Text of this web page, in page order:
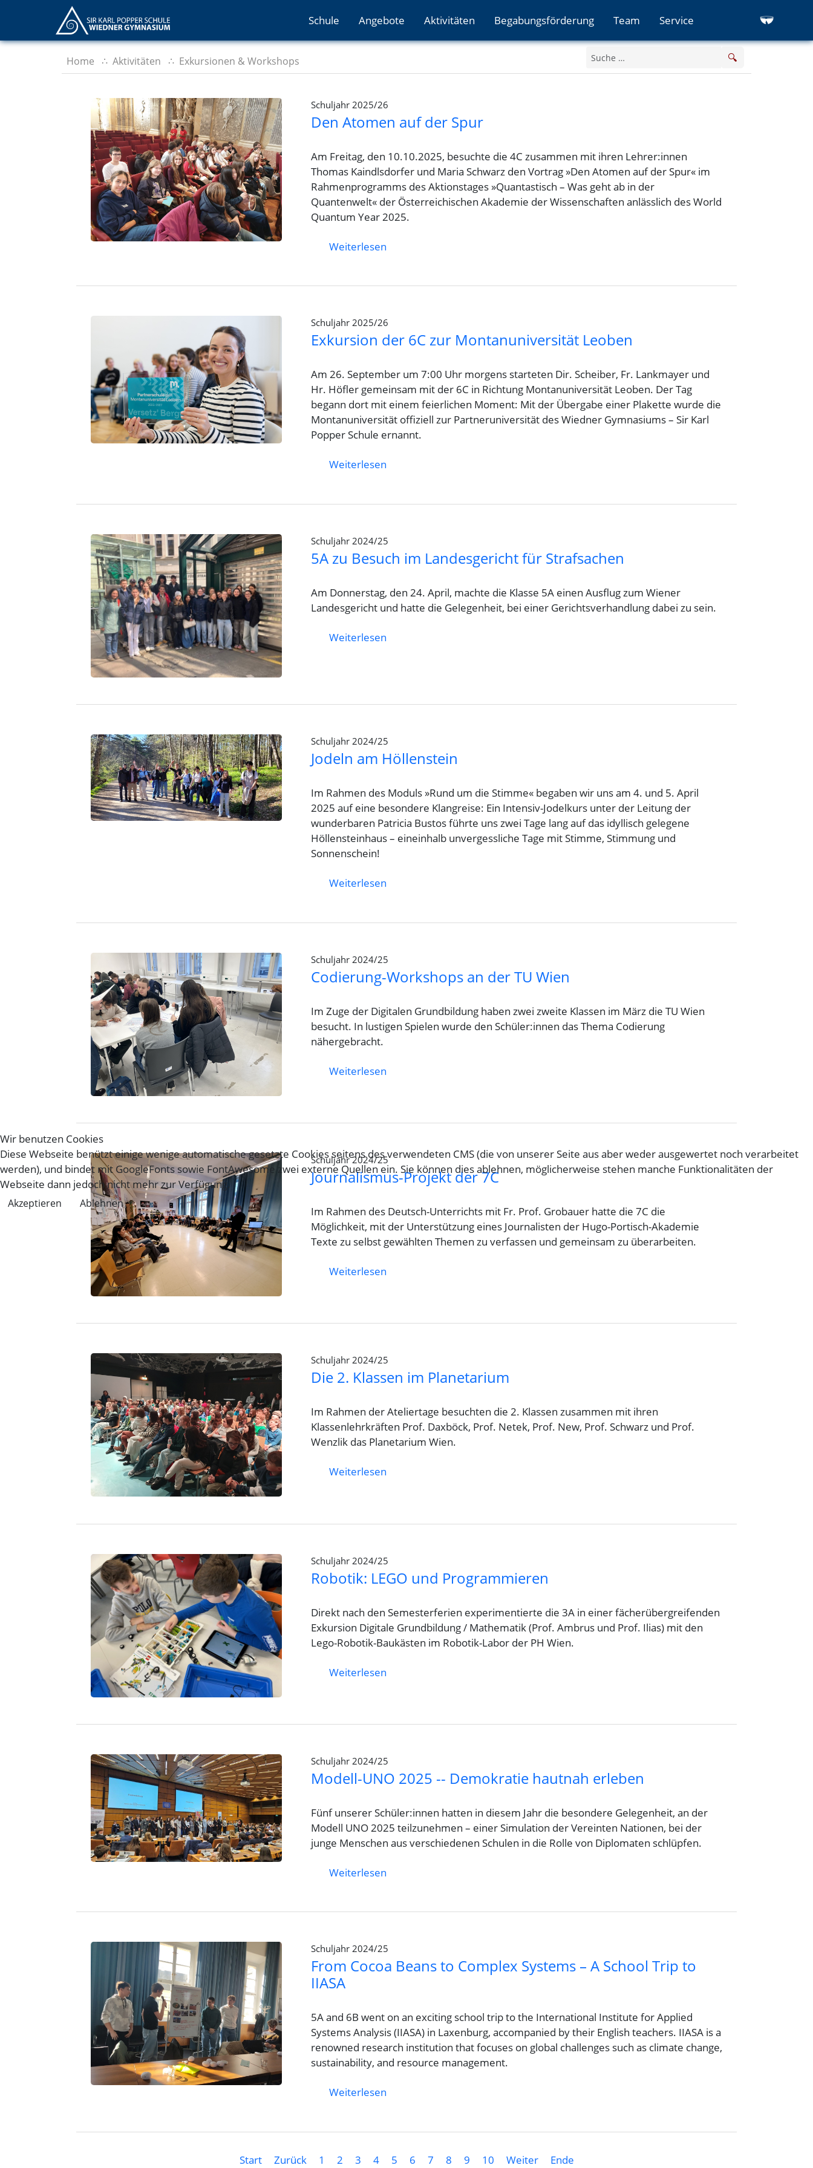
Schule Angebote Aktivitäten Begabungsförderung Team Service
Home Aktivitäten Exkursionen & Workshops 🔍
Schuljahr 2025/26
Den Atomen auf der Spur
Am Freitag, den 10.10.2025, besuchte die 4C zusammen mit ihren Lehrer:innen
Thomas Kaindlsdorfer und Maria Schwarz den Vortrag »Den Atomen auf der Spur« im
Rahmenprogramms des Aktionstages »Quantastisch – Was geht ab in der
Quantenwelt« der Österreichischen Akademie der Wissenschaften anlässlich des World
Quantum Year 2025.
Weiterlesen
Schuljahr 2025/26
Exkursion der 6C zur Montanuniversität Leoben
Am 26. September um 7:00 Uhr morgens starteten Dir. Scheiber, Fr. Lankmayer und
Hr. Höfler gemeinsam mit der 6C in Richtung Montanuniversität Leoben. Der Tag
begann dort mit einem feierlichen Moment: Mit der Übergabe einer Plakette wurde die
Montanuniversität offiziell zur Partneruniversität des Wiedner Gymnasiums – Sir Karl
Popper Schule ernannt.
Weiterlesen
Schuljahr 2024/25
5A zu Besuch im Landesgericht für Strafsachen
Am Donnerstag, den 24. April, machte die Klasse 5A einen Ausflug zum Wiener
Landesgericht und hatte die Gelegenheit, bei einer Gerichtsverhandlung dabei zu sein.
Weiterlesen
Schuljahr 2024/25
Jodeln am Höllenstein
Im Rahmen des Moduls »Rund um die Stimme« begaben wir uns am 4. und 5. April
2025 auf eine besondere Klangreise: Ein Intensiv-Jodelkurs unter der Leitung der
wunderbaren Patricia Bustos führte uns zwei Tage lang auf das idyllisch gelegene
Höllensteinhaus – eineinhalb unvergessliche Tage mit Stimme, Stimmung und
Sonnenschein!
Weiterlesen
Schuljahr 2024/25
Codierung-Workshops an der TU Wien
Im Zuge der Digitalen Grundbildung haben zwei zweite Klassen im März die TU Wien
besucht. In lustigen Spielen wurde den Schüler:innen das Thema Codierung
nähergebracht.
Weiterlesen
Schuljahr 2024/25
Journalismus-Projekt der 7C
Im Rahmen des Deutsch-Unterrichts mit Fr. Prof. Grobauer hatte die 7C die
Möglichkeit, mit der Unterstützung eines Journalisten der Hugo-Portisch-Akademie
Texte zu selbst gewählten Themen zu verfassen und gemeinsam zu überarbeiten.
Weiterlesen
Schuljahr 2024/25
Die 2. Klassen im Planetarium
Im Rahmen der Ateliertage besuchten die 2. Klassen zusammen mit ihren
Klassenlehrkräften Prof. Daxböck, Prof. Netek, Prof. New, Prof. Schwarz und Prof.
Wenzlik das Planetarium Wien.
Weiterlesen
Schuljahr 2024/25
Robotik: LEGO und Programmieren
Direkt nach den Semesterferien experimentierte die 3A in einer fächerübergreifenden
Exkursion Digitale Grundbildung / Mathematik (Prof. Ambrus und Prof. Ilias) mit den
Lego-Robotik-Baukästen im Robotik-Labor der PH Wien.
Weiterlesen
Schuljahr 2024/25
Modell-UNO 2025 -- Demokratie hautnah erleben
Fünf unserer Schüler:innen hatten in diesem Jahr die besondere Gelegenheit, an der
Modell UNO 2025 teilzunehmen – einer Simulation der Vereinten Nationen, bei der
junge Menschen aus verschiedenen Schulen in die Rolle von Diplomaten schlüpfen.
Weiterlesen
Schuljahr 2024/25
From Cocoa Beans to Complex Systems – A School Trip to
IIASA
5A and 6B went on an exciting school trip to the International Institute for Applied
Systems Analysis (IIASA) in Laxenburg, accompanied by their English teachers. IIASA is a
renowned research institution that focuses on global challenges such as climate change,
sustainability, and resource management.
Weiterlesen
Start Zurück 1 2 3 4 5 6 7 8 9 10 Weiter Ende
Wir benutzen Cookies
Diese Webseite benützt einige wenige automatische gesetzte Cookies seitens des verwendeten CMS (die von unserer Seite aus aber weder ausgewertet noch verarbeitet
werden), und bindet mit GoogleFonts sowie FontAwesome zwei externe Quellen ein. Sie können dies ablehnen, möglicherweise stehen manche Funktionalitäten der
Webseite dann jedoch nicht mehr zur Verfügung.
Akzeptieren Ablehnen